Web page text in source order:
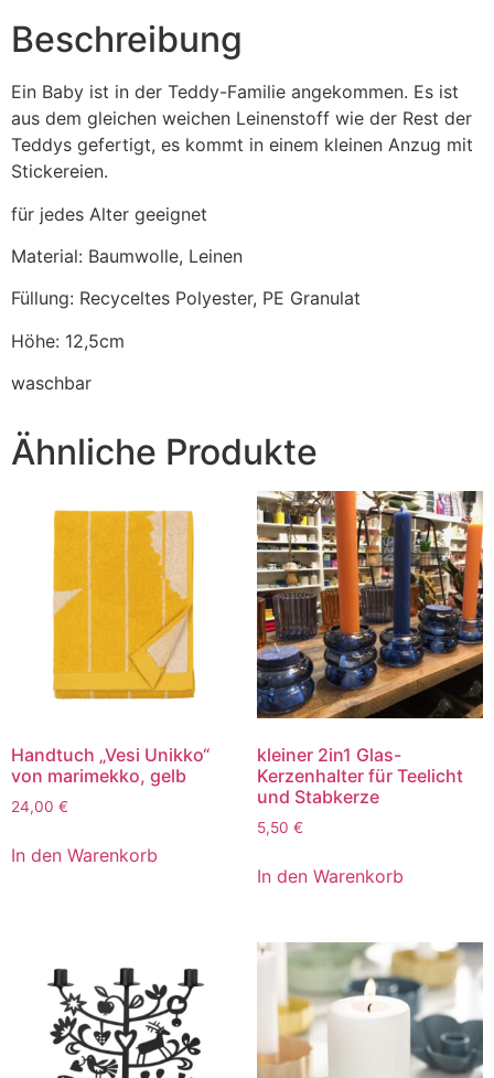
Beschreibung
Ein Baby ist in der Teddy-Familie angekommen. Es ist
aus dem gleichen weichen Leinenstoff wie der Rest der
Teddys gefertigt, es kommt in einem kleinen Anzug mit
Stickereien.
für jedes Alter geeignet
Material: Baumwolle, Leinen
Füllung: Recyceltes Polyester, PE Granulat
Höhe: 12,5cm
waschbar
Ähnliche Produkte
Handtuch „Vesi Unikko“
von marimekko, gelb
24,00 €
In den Warenkorb
kleiner 2in1 Glas-
Kerzenhalter für Teelicht
und Stabkerze
5,50 €
In den Warenkorb